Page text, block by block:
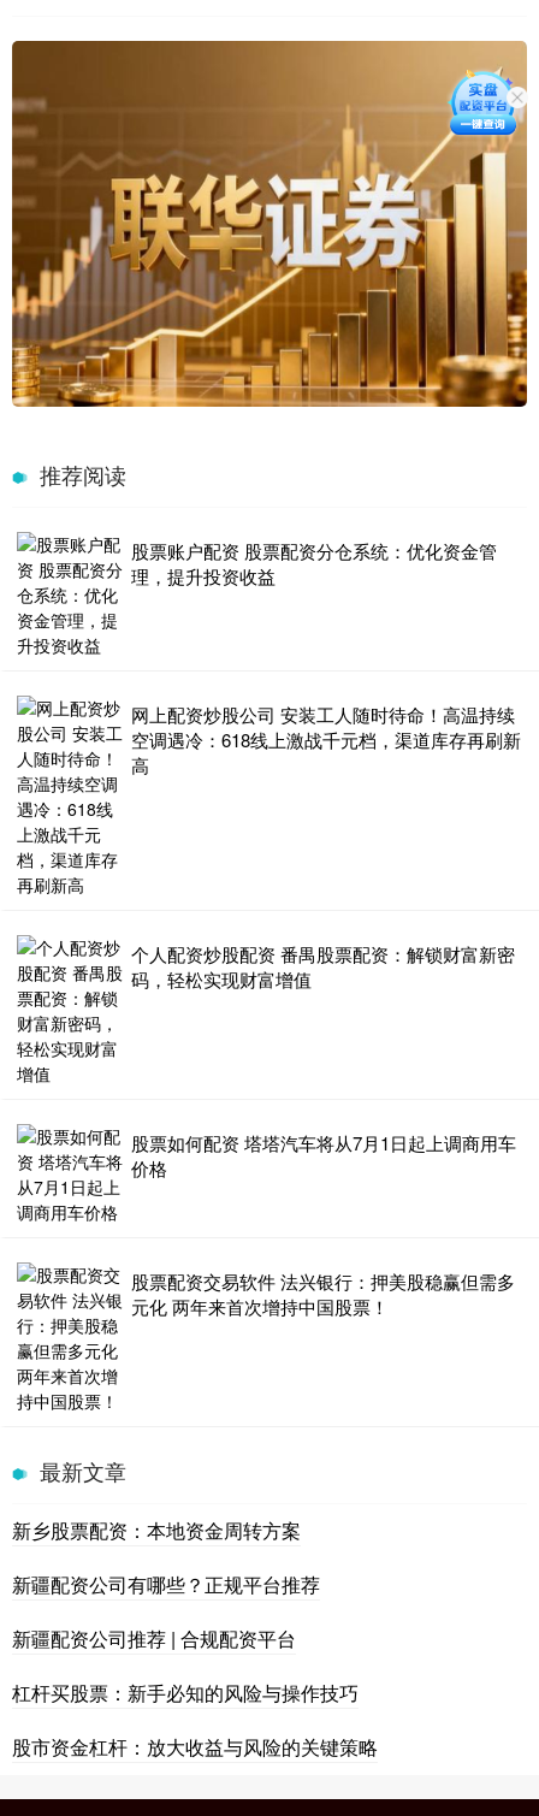
推荐阅读
股票账户配资 股票配资分仓系统：优化资金管
理，提升投资收益
网上配资炒股公司 安装工人随时待命！高温持续
空调遇冷：618线上激战千元档，渠道库存再刷新
高
个人配资炒股配资 番禺股票配资：解锁财富新密
码，轻松实现财富增值
股票如何配资 塔塔汽车将从7月1日起上调商用车
价格
股票配资交易软件 法兴银行：押美股稳赢但需多
元化 两年来首次增持中国股票！
最新文章
新乡股票配资：本地资金周转方案
新疆配资公司有哪些？正规平台推荐
新疆配资公司推荐 | 合规配资平台
杠杆买股票：新手必知的风险与操作技巧
股市资金杠杆：放大收益与风险的关键策略